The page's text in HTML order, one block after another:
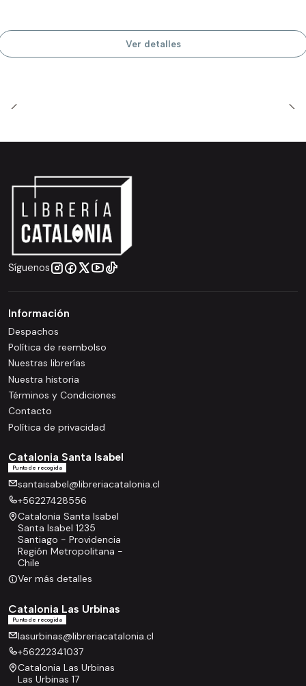
Ver detalles
Síguenos
Información
Despachos
Política de reembolso
Nuestras librerías
Nuestra historia
Términos y Condiciones
Contacto
Política de privacidad
Catalonia Santa Isabel
Punto de recogida
santaisabel@libreriacatalonia.cl
+56227428556
Catalonia Santa Isabel
Santa Isabel 1235
Santiago - Providencia
Región Metropolitana -
Chile
Ver más detalles
Catalonia Las Urbinas
Punto de recogida
lasurbinas@libreriacatalonia.cl
+56222341037
Catalonia Las Urbinas
Las Urbinas 17